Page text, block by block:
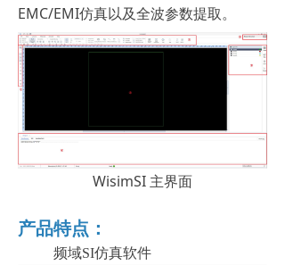
EMC/EMI仿真以及全波参数提取。
WisimSI 主界面
产品特点：
频域SI仿真软件